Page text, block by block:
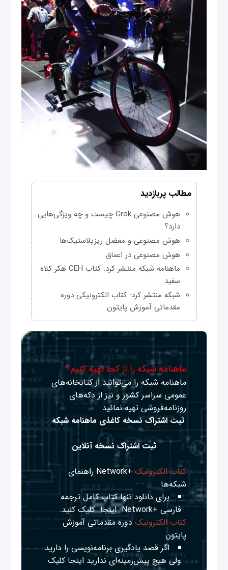
مطالب پربازدید
هوش مصنوعی Grok چیست و چه ویژگی‌هایی
دارد؟
هوش مصنوعی و معضل ریزپلاستیک‌ها
هوش مصنوعی در اعماق
ماهنامه شبکه منتشر کرد: کتاب CEH هکر کلاه
سفید
شبکه منتشر کرد: کتاب الکترونیکی دوره
مقدماتی آموزش پایتون
ماهنامه شبکه را از کجا تهیه کنیم؟
ماهنامه شبکه را می‌توانید از کتابخانه‌های
عمومی سراسر کشور و نیز از دکه‌های
روزنامه‌فروشی تهیه نمائید.
ثبت اشتراک نسخه کاغذی ماهنامه شبکه
ثبت اشتراک نسخه آنلاین
کتاب الکترونیک
+Network راهنمای
شبکه‌ها
برای دانلود تنها کتاب کامل ترجمه
فارسی +Network
اینجا کلیک کنید.
کتاب الکترونیک دوره مقدماتی آموزش
پایتون
اگر قصد یادگیری برنامه‌نویسی را دارید
ولی هیچ پیش‌زمینه‌ای نداریداینجا کلیک